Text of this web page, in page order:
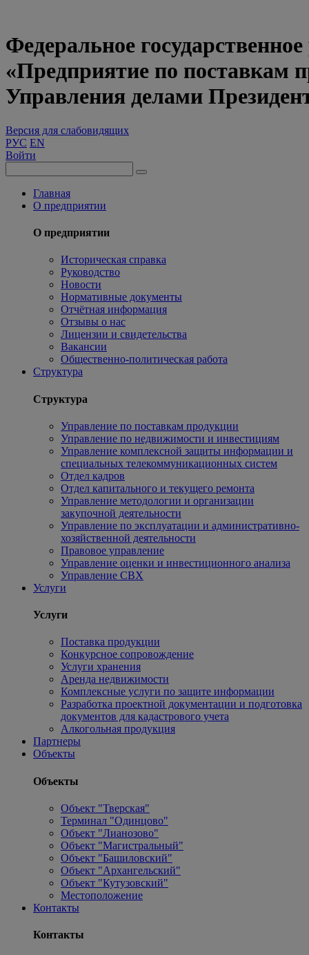
Федеральное
«Предприятие по поставкам
Управления делами
Версия для слабовидящих
РУС EN
Войти
Главная
О предприятии
О предприятии
Историческая справка
Руководство
Новости
Нормативные документы
Отчётная информация
Отзывы о нас
Лицензии и свидетельства
Вакансии
Общественно-политическая работа
Структура
Структура
Управление по поставкам продукции
Управление по недвижимости и инвестициям
Управление комплексной защиты информации и
специальных телекоммуникационных систем
Отдел кадров
Отдел капитального и текущего ремонта
Управление методологии и организации
закупочной деятельности
Управление по эксплуатации и административно-
хозяйственной деятельности
Правовое управление
Управление оценки и инвестиционного анализа
Управление СВХ
Услуги
Услуги
Поставка продукции
Конкурсное сопровождение
Услуги хранения
Аренда недвижимости
Комплексные услуги по защите информации
Разработка проектной документации и подготовка
документов для кадастрового учета
Алкогольная продукция
Партнеры
Объекты
Объекты
Объект "Тверская"
Терминал "Одинцово"
Объект "Лианозово"
Объект "Магистральный"
Объект "Башиловский"
Объект "Архангельский"
Объект "Кутузовский"
Местоположение
Контакты
Контакты